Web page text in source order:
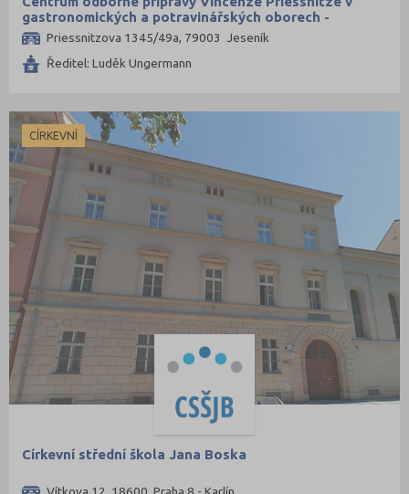
gastronomických a potravinářských oborech -
středisko praktického vyučování
Priessnitzova 1345/49a, 79003 Jeseník
Ředitel: Luděk Ungermann
CÍRKEVNÍ
Církevní střední škola Jana Boska
Vítkova 12, 18600 Praha 8 - Karlín